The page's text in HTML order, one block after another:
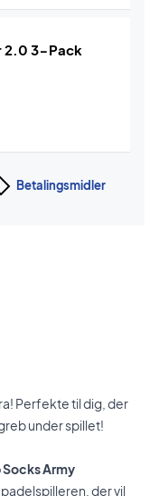
2.0 3-Pack
Betalingsmidler
Perfekte til dig, der
under spillet!
Army
der vil